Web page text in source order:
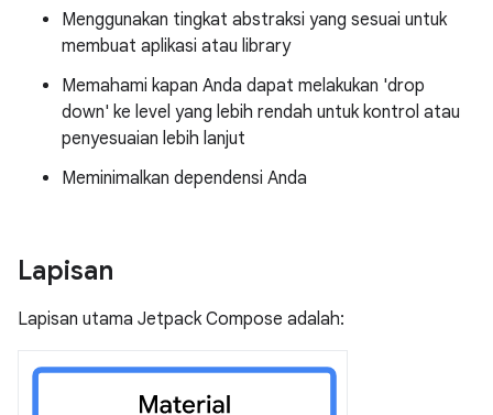
Menggunakan tingkat abstraksi yang sesuai untuk
membuat aplikasi atau library
Memahami kapan Anda dapat melakukan 'drop
down' ke level yang lebih rendah untuk kontrol atau
penyesuaian lebih lanjut
Meminimalkan dependensi Anda
Lapisan
Lapisan utama Jetpack Compose adalah: